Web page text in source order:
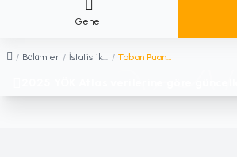
Genel
/ Bölümler / İstatistik ve Bilgisayar Bilimleri / Taban Puanları ve Sıralamaları